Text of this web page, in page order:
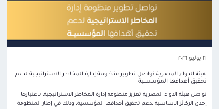
٢١ يوليو ٢٠٢٦
هيئة الدواء المصرية تواصل تطوير منظومة إدارة المخاطر الاستراتيجية لدعم
تحقيق أهدافها المؤسسية
تواصل هيئة الدواء المصرية تعزيز منظومة إدارة المخاطر الاستراتيجية، باعتبارها
إحدى الركائز الأساسية لدعم تحقيق أهدافها المؤسسية، وذلك في إطار المنظومة